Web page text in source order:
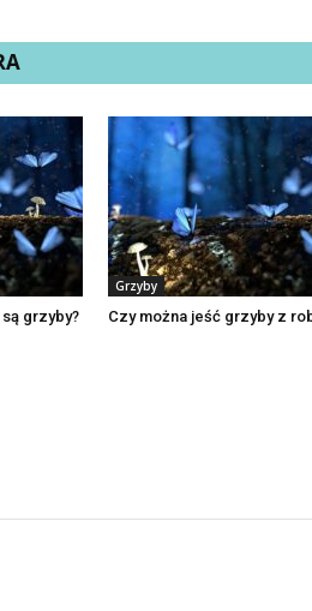
grzyby?
Grzyby
Czy można jeść grzyby z